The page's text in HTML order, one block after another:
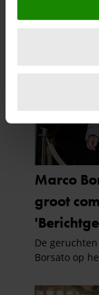
locatie, die
scannen
verwerkt en stel
intrekken in de
We gebruiken
personaliseren,
en om ons
informatie over
partners voor
partners
informatie die u
gaat akkoord